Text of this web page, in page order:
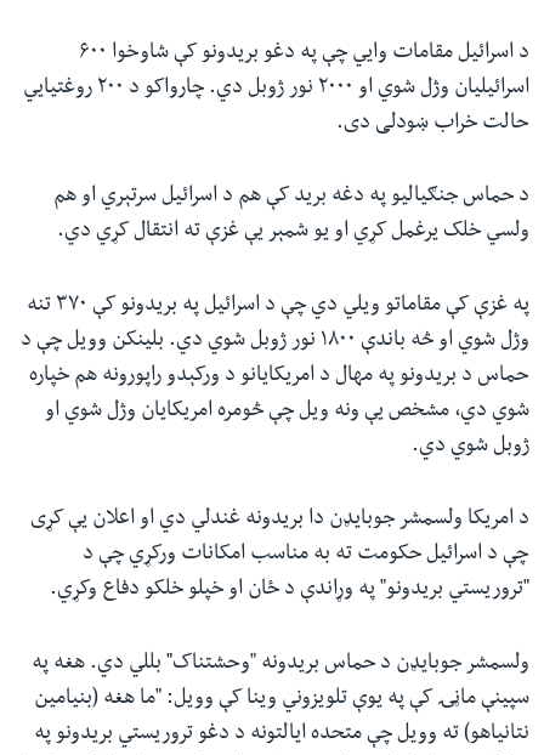
د اسرائیل مقامات وايي چې په دغو بریدونو کې شاوخوا ۶۰۰
اسرائیلیان وژل شوي او ۲۰۰۰ نور ژوبل دي. چارواکو د ۲۰۰ روغتیايي
حالت خراب ښودلی دی.
د حماس جنګیالیو په دغه برید کې هم د اسرائیل سرتېري او هم
ولسي خلک یرغمل کړي او یو شمېر یې غزې ته انتقال کړي دي.
په غزې کې مقاماتو ویلي دي چې د اسرائیل په بریدونو کې ۳۷۰ تنه
وژل شوي او څه باندې ۱۸۰۰ نور ژوبل شوي دي. بلینکن وویل چې د
حماس د بریدونو په مهال د امریکایانو د ورکېدو راپورونه هم خپاره
شوي دي، مشخص یې ونه ویل چې څومره امریکایان وژل شوي او
ژوبل شوي دي.
د امریکا ولسمشر جوبایډن دا بریدونه غندلي دي او اعلان یې کړی
چې د اسرائیل حکومت ته به مناسب امکانات ورکړي چې د
"تروریستي بریدونو" په وړاندې د ځان او خپلو خلکو دفاع وکړي.
ولسمشر جوبایډن د حماس بریدونه "وحشتناک" بللي دي. هغه په
سپینې ماڼۍ کې په یوې تلویزوني وینا کې وویل: "ما هغه (بنیامین
نتانیاهو) ته وویل چې متحده ایالتونه د دغو تروریستي بریدونو په